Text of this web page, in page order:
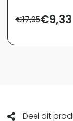
€17,95€9,33
Deel dit